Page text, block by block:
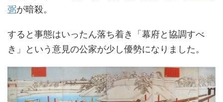
弼が暗殺。
すると事態はいったん落ち着き「幕府と協調すべ
き」という意見の公家が少し優勢になりました。